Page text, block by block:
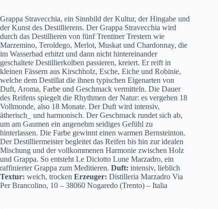
Grappa Stravecchia, ein Sinnbild der Kultur, der Hingabe und
der Kunst des Destillierens. Der Grappa Stravecchia wird
durch das Destillieren von fünf Trentiner Trestern wie
Marzemino, Teroldego, Merlot, Muskat und Chardonnay, die
im Wasserbad erhitzt und dann nicht hintereinander
geschaltete Destillierkolben passieren, kreiert. Er reift in
kleinen Fässern aus Kirschholz, Esche, Eiche und Robinie,
welche dem Destillat die ihnen typischen Eigenarten von
Duft, Aroma, Farbe und Geschmack vermitteln. Die Dauer
des Reifens spiegelt die Rhythmen der Natur: es vergehen 18
Vollmonde, also 18 Monate. Der Duft wird intensiv,
ätherisch_ und harmonisch. Der Geschmack rundet sich ab,
um am Gaumen ein angenehm seidiges Gefühl zu
hinterlassen. Die Farbe gewinnt einen warmen Bernsteinton.
Der Destilliermeister begleitet das Reifen bis hin zur idealen
Mischung und der vollkommenen Harmonie zwischen Holz
und Grappa. So entsteht Le Diciotto Lune Marzadro, ein
raffinierter Grappa zum Meditieren. Duft: intensiv, lieblich
Textur: weich, trocken Erzeuger: Distilleria Marzadro Via
Per Brancolino, 10 – 38060 Nogaredo (Trento) – Italia